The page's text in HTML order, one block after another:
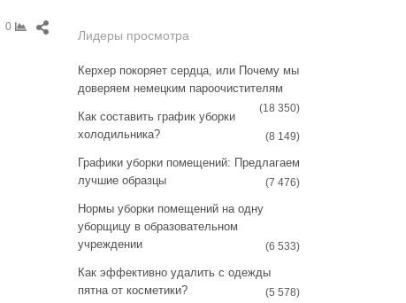
0
Share
s
a
g
a
m
n
e
r
s
t
Лидеры просмотра
Керхер покоряет сердца, или Почему мы
доверяем немецким пароочистителям
(18 350)
Как составить график уборки
холодильника?
(8 149)
Графики уборки помещений: Предлагаем
лучшие образцы
(7 476)
Нормы уборки помещений на одну
уборщицу в образовательном
учреждении
(6 533)
Как эффективно удалить с одежды
пятна от косметики?
(5 578)